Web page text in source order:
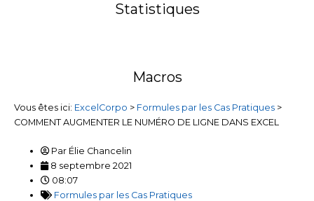
Statistiques
Macros
Vous êtes ici: ExcelCorpo > Formules par les Cas Pratiques >
COMMENT AUGMENTER LE NUMÉRO DE LIGNE DANS EXCEL
Par Élie Chancelin
8 septembre 2021
08:07
Formules par les Cas Pratiques